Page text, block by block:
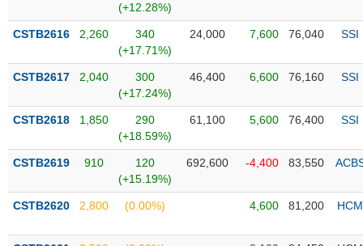
tích
thuật
sơ
doanh
Tin
sự
(+12.28%)
CSTB2616 2,260
340
(+17.71%)
24,000 7,600 76,040 SSI
CSTB2617 2,040
300
(+17.24%)
46,400 6,600 76,160 SSI
CSTB2618 1,850
290
(+18.59%)
61,100 5,600 76,400 SSI
CSTB2619 910
120
(+15.19%)
692,600 -4,400 83,550
CSTB2620 2,800 (0.00%) 4,600 81,200 HCM
VẬT
CÔNG